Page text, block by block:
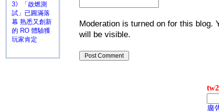
3》「啟燃測
試」已圓滿落
幕 熟悉又創新
的 RO 體驗獲
玩家肯定
Moderation is turned on for this blog.
will be visible.